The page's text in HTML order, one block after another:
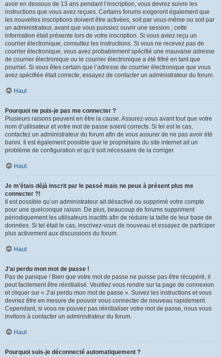
avoir en dessous de 13 ans pendant l’inscription, vous devrez suivre les
instructions que vous avez reçues. Certains forums exigeront également que
les nouvelles inscriptions doivent être activées, soit par vous-même ou soit par
un administrateur, avant que vous puissiez ouvrir une session ; cette
information était présente lors de votre inscription. Si vous aviez reçu un
courrier électronique, consultez les instructions. Si vous ne recevez pas de
courrier électronique, vous avez probablement spécifié une mauvaise adresse
de courrier électronique ou le courrier électronique a été filtré en tant que
pourriel. Si vous êtes certain que l’adresse de courrier électronique que vous
avez spécifiée était correcte, essayez de contacter un administrateur du forum.
Haut
Pourquoi ne puis-je pas me connecter ?
Plusieurs raisons peuvent en être la cause. Assurez-vous avant tout que votre
nom d’utilisateur et votre mot de passe soient corrects. Si tel est le cas,
contactez un administrateur du forum afin de vous assurer de ne pas avoir été
banni. Il est également possible que le propriétaire du site internet ait un
problème de configuration et qu’il soit nécessaire de la corriger.
Haut
Je m’étais déjà inscrit par le passé mais ne peux à présent plus me
connecter ?!
Il est possible qu’un administrateur ait désactivé ou supprimé votre compte
pour une quelconque raison. De plus, beaucoup de forums suppriment
périodiquement les utilisateurs inactifs afin de réduire la taille de leur base de
données. Si tel était le cas, inscrivez-vous de nouveau et essayez de participer
plus activement aux discussions du forum.
Haut
J’ai perdu mon mot de passe !
Pas de panique ! Bien que votre mot de passe ne puisse pas être récupéré, il
peut facilement être réinitialisé. Veuillez vous rendre sur la page de connexion
et cliquer sur « J’ai perdu mon mot de passe ». Suivez les instructions et vous
devriez être en mesure de pouvoir vous connecter de nouveau rapidement.
Cependant, si vous ne pouvez pas réinitialiser votre mot de passe, nous vous
invitons à contacter un administrateur du forum.
Haut
Pourquoi suis-je déconnecté automatiquement ?